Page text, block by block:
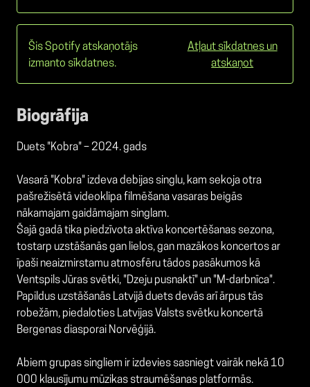
Šis Spotify atskaņotājs
izmanto sīkdatnes.
Atļaut sīkdatnes un
atskaņot
Biogrāfija
Duets "Kobra" – 2024. gads
Vasarā "Kobra" izdeva debijas singlu, kam sekoja otra
pašrežisētā videoklipa filmēšana vasaras beigās
nākamajam gaidāmajam singlam.
Šajā gadā tika piedzīvota aktīva koncertēšanas sezona,
tostarp uzstāšanās gan lielos, gan mazākos koncertos ar
īpaši neaizmirstamu atmosfēru tādos pasākumos kā
Ventspils Jūras svētki, "Dzeju pusnaktī" un "M-darbnīca".
Papildus uzstāšanās Latvijā duets devās arī ārpus tās
robežām, piedaloties Latvijas Valsts svētku koncertā
Bergenas diasporai Norvēģijā.
Abiem grupas singliem ir izdevies sasniegt vairāk nekā 10
000 klausījumu mūzikas straumēšanas platformās.